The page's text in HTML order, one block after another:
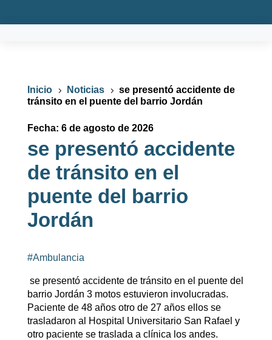
Inicio 5 Noticias 5 se presentó accidente de
tránsito en el puente del barrio Jordán
Fecha: 6 de agosto de 2026
se presentó accidente
de tránsito en el
puente del barrio
Jordán
#Ambulancia
se presentó accidente de tránsito en el puente del
barrio Jordán 3 motos estuvieron involucradas.
Paciente de 48 años otro de 27 años ellos se
trasladaron al Hospital Universitario San Rafael y
otro paciente se traslada a clínica los andes.